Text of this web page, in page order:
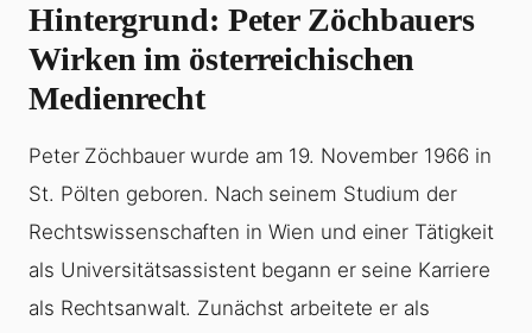
Hintergrund: Peter Zöchbauers
Wirken im österreichischen
Medienrecht
Peter Zöchbauer wurde am 19. November 1966 in
St. Pölten geboren. Nach seinem Studium der
Rechtswissenschaften in Wien und einer Tätigkeit
als Universitätsassistent begann er seine Karriere
als Rechtsanwalt. Zunächst arbeitete er als